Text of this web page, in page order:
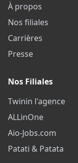
À propos
Nos filiales
Carrières
Presse
Nos Filiales
Twinin l'agence
ALLinOne
Aio-Jobs.com
Patati & Patata